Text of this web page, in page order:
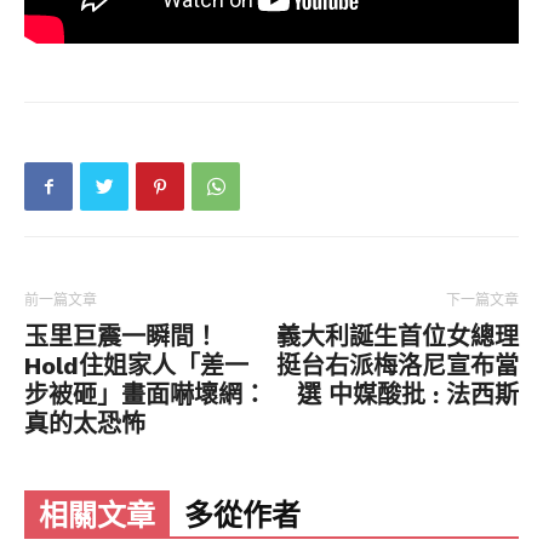
前一篇文章
玉里巨震一瞬間！
Hold住姐家人「差一
步被砸」畫面嚇壞網：
真的太恐怖
下一篇文章
義大利誕生首位女總理
挺台右派梅洛尼宣布當
選 中媒酸批 : 法西斯
相關文章 多從作者